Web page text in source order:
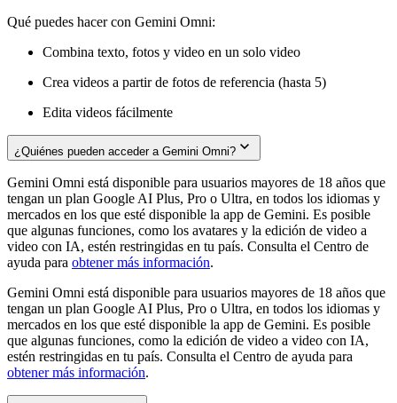
Qué puedes hacer con Gemini Omni:
Combina texto, fotos y video en un solo video
Crea videos a partir de fotos de referencia (hasta 5)
Edita videos fácilmente
¿Quiénes pueden acceder a Gemini Omni?
Gemini Omni está disponible para usuarios mayores de 18 años que
tengan un plan Google AI Plus, Pro o Ultra, en todos los idiomas y
mercados en los que esté disponible la app de Gemini. Es posible
que algunas funciones, como los avatares y la edición de video a
video con IA, estén restringidas en tu país. Consulta el Centro de
ayuda para obtener más información.
Gemini Omni está disponible para usuarios mayores de 18 años que
tengan un plan Google AI Plus, Pro o Ultra, en todos los idiomas y
mercados en los que esté disponible la app de Gemini. Es posible
que algunas funciones, como la edición de video a video con IA,
estén restringidas en tu país. Consulta el Centro de ayuda para
obtener más información.